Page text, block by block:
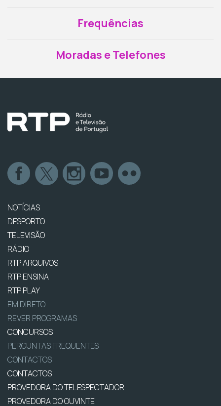
Frequências
Moradas e Telefones
NOTÍCIAS
DESPORTO
TELEVISÃO
RÁDIO
RTP ARQUIVOS
RTP ENSINA
RTP PLAY
EM DIRETO
REVER PROGRAMAS
CONCURSOS
PERGUNTAS FREQUENTES
CONTACTOS
CONTACTOS
PROVEDORA DO TELESPECTADOR
PROVEDORA DO OUVINTE